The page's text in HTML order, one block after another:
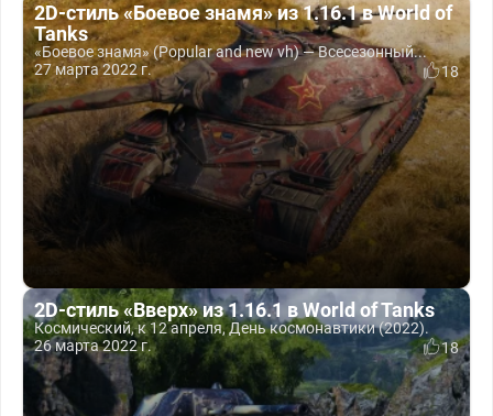
2D-стиль «Боевое знамя» из 1.16.1 в World of
Tanks
«Боевое знамя» (Popular and new vh) — Всесезонный...
27 марта 2022 г.
18
2D-стиль «Вверх» из 1.16.1 в World of Tanks
Космический, к 12 апреля, День космонавтики (2022).
26 марта 2022 г.
18